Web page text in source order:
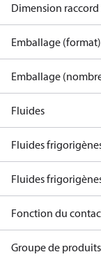
Dimension
Emballage (format)
Emballage
Fluides
Fluides
Fluides
Fonction du
Groupe de produits